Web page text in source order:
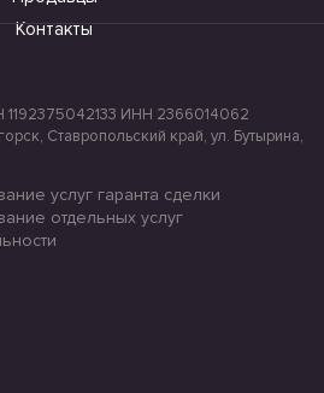
Контакты
ИНН 2366014062
Ставропольский край, ул. Бутырина,
услуг гаранта сделки
отдельных услуг